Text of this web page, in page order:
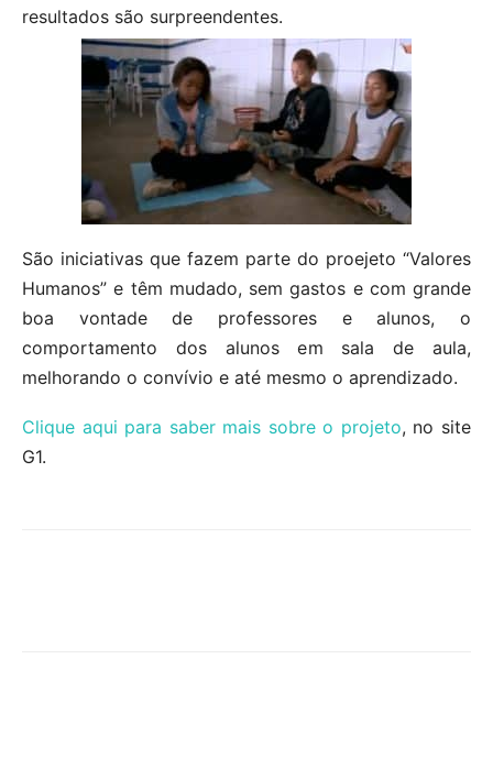
resultados são surpreendentes.
São iniciativas que fazem parte do proejeto “Valores
Humanos” e têm mudado, sem gastos e com grande
boa vontade de professores e alunos, o
comportamento dos alunos em sala de aula,
melhorando o convívio e até mesmo o aprendizado.
Clique aqui para saber mais sobre o projeto, no site
G1.